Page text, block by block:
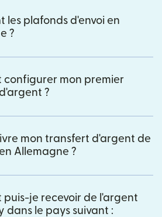
les plafonds d'envoi en
?
configurer mon premier
?
mon transfert d'argent de
Allemagne ?
puis-je recevoir de l'argent
dans le pays suivant :